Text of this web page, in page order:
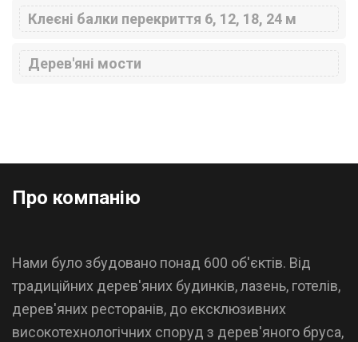
Клеєні балки перекриття 6, 12, 18, 24 м
Дерев'яні мости
Про компанію
Нами було збудовано понад 600 об'єктів. Від
традиційних дерев'яних будинків, лазень, готелів,
дерев'яних ресторанів, до ексклюзивних
високотехнологічних споруд з дерев'яного бруса,